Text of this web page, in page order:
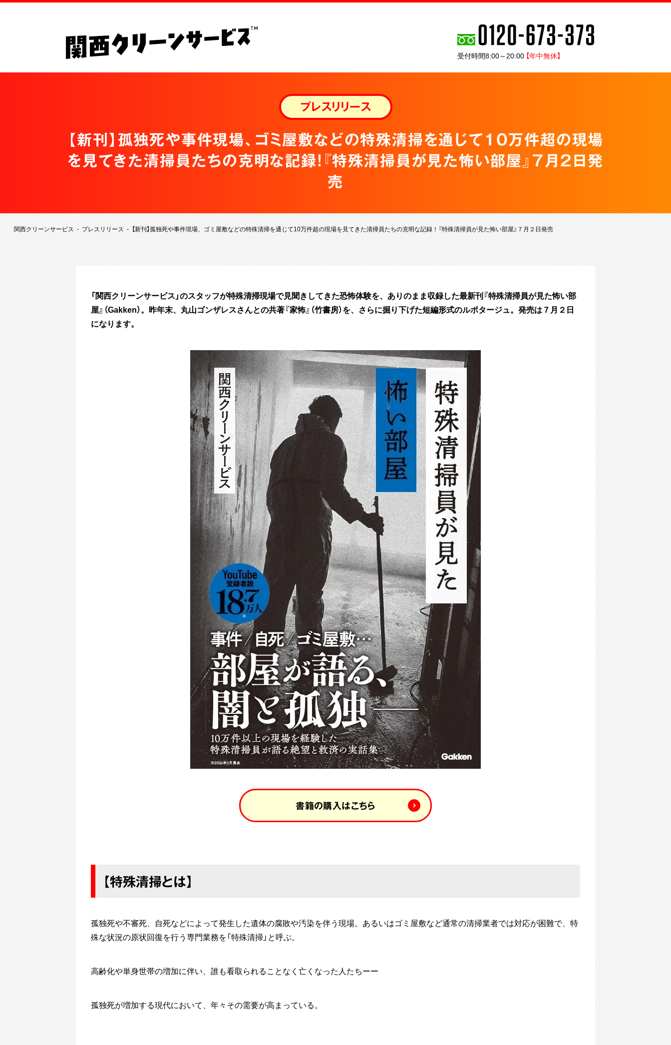
受付時間8:00～20:00 【年中無休】
【新刊】孤独死や事件現場、ゴミ屋敷などの特殊清掃を通じて10万件超の現場
を見てきた清掃員たちの克明な記録！『特殊清掃員が見た怖い部屋』７月２日発
売
プレスリリース
関西クリーンサービス プレスリリース 【新刊】孤独死や事件現場、ゴミ屋敷などの特殊清掃を通じて10万件超の現場を見てきた清掃員たちの克明な記録！『特殊清掃員が見た怖い部屋』７月２日発売
「関西クリーンサービス」のスタッフが特殊清掃現場で見聞きしてきた恐怖体験を、ありのまま収録した最新刊『特殊清掃員が見た怖い部
屋』（Gakken）。昨年末、丸山ゴンザレスさんとの共著『家怖』（竹書房）を、さらに掘り下げた短編形式のルポタージュ。発売は７月２日
になります。
書籍の購入はこちら
【特殊清掃とは】
孤独死や不審死、自死などによって発生した遺体の腐敗や汚染を伴う現場。あるいはゴミ屋敷など通常の清掃業者では対応が困難で、特
殊な状況の原状回復を行う専門業務を「特殊清掃」と呼ぶ。
高齢化や単身世帯の増加に伴い、誰も看取られることなく亡くなった人たちーー
孤独死が増加する現代において、年々その需要が高まっている。